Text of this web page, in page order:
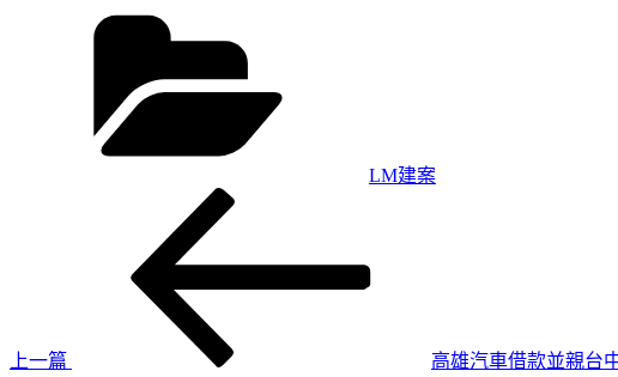
LM建案
上一篇
高雄汽車借款並親台